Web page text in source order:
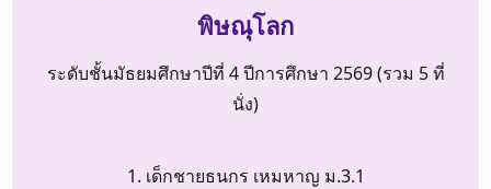
พิษณุโลก
ระดับชั้นมัธยมศึกษาปีที่ 4 ปีการศึกษา 2569 (รวม 5 ที่
นั่ง)
1. เด็กชายธนกร เหมหาญ ม.3.1